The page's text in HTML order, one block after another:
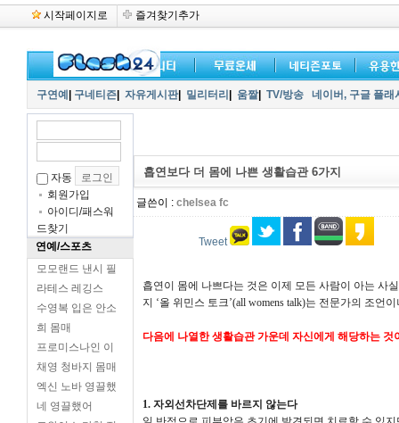
시작페이지로 즐겨찾기추가
구연예 구네티즌 자유게시판| 밀리터리 움짤| TV/방송 네이버, 구글 플
자동
회원가입
아이디/패스워
드찾기
연예/스포츠
모모랜드 낸시 필
라테스 레깅스
수영복 입은 안소
희 몸매
프로미스나인 이
채영 청바지 몸매
엑신 노바 영끌했
네 영끌했어
흡연보다 더 몸에 나쁜 생활습관 6가지
글쓴이 : chelsea fc
Tweet
흡연이 몸에 나쁘다는 것은 이제 모든 사람이 아는 사
지 ‘올 위민스 토크’(all womens talk)는 전문가의 조
다음에 나열한 생활습관 가운데 자신에게 해당하는
1. 자외선차단제를 바르지 않는다